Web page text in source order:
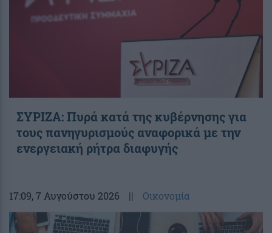
ΣΥΡΙΖΑ: Πυρά κατά της κυβέρνησης για
τους πανηγυρισμούς αναφορικά με την
ενεργειακή ρήτρα διαφυγής
17:09, 7 Αυγούστου 2026 || Οικονομία